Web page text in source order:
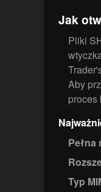
Jak
Pliki
Aby
proces
Pełna
Typ